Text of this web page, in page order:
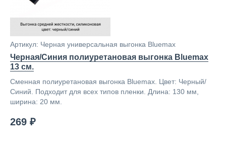
Артикул: Черная универсальная выгонка Bluemax
Черная/Синия полиуретановая выгонка Bluemax
13 см.
Сменная полиуретановая выгонка Bluemax. Цвет: Черный/
Синий. Подходит для всех типов пленки. Длина: 130 мм,
ширина: 20 мм.
269 ₽